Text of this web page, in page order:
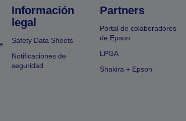
Información
legal
Safety Data Sheets
Notificaciones de
seguridad
Partners
Portal de colaboradores
de Epson
LPGA
Shakira + Epson